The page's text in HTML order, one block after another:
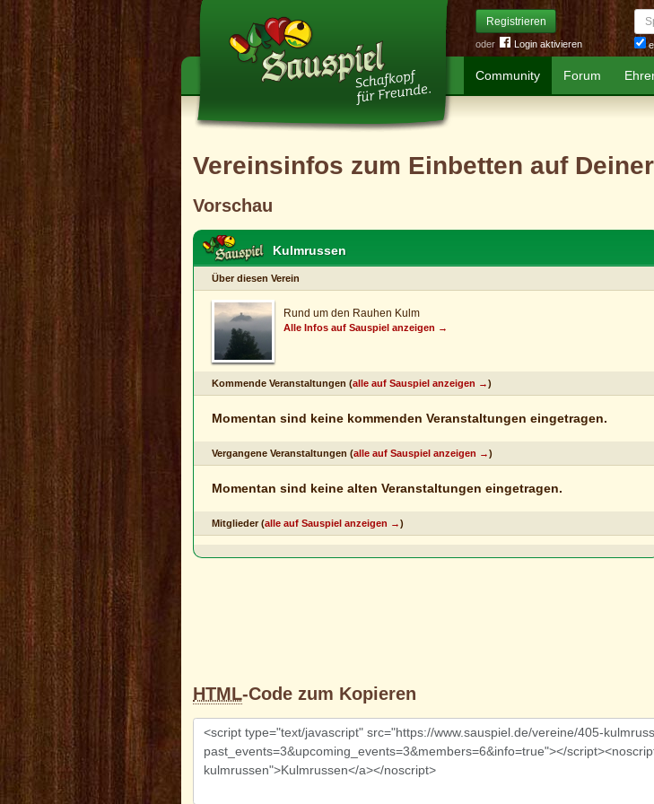
Registrieren
oder Login aktivieren
Community Forum
Vereinsinfos zum Einbetten auf
Vorschau
Kulmrussen
Über diesen Verein
Rund um den Rauhen Kulm
Alle Infos auf Sauspiel anzeigen →
Kommende Veranstaltungen (alle auf Sauspiel anzeigen →)
Momentan sind keine kommenden Veranstaltungen eingetragen.
Vergangene Veranstaltungen (alle auf Sauspiel anzeigen →)
Momentan sind keine alten Veranstaltungen eingetragen.
Mitglieder (alle auf Sauspiel anzeigen →)
HTML-Code zum Kopieren